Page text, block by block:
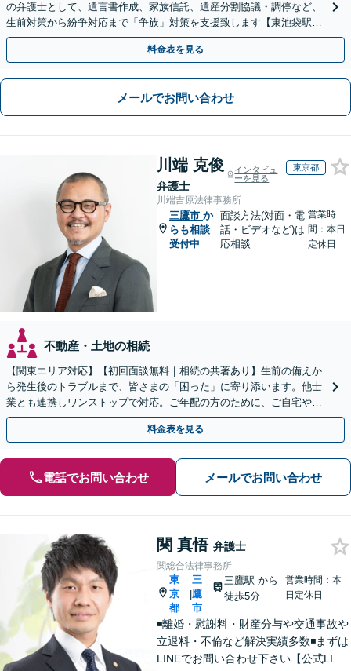
の弁護士として、遺言書作成、家族信託、遺産分割協議・調停など、
生前対策から紛争対応まで「争族」対策を支援致します【東池袋駅2
分】【初回面談無料】
料金表を見る
メールでお問い合わせ
川端 克俊
弁護士
インタビュ
ーを見る
東京都
川端吉原法律事務所
三鷹市 か
らも相談
受付中
面談方法(対面・電
話・ビデオなど)は
応相談
営業時
間：本日
定休日
不動産・土地の相続
【関東エリア対応】【初回面談無料｜相続の共著あり】生前の備えか
ら発生後のトラブルまで、皆さまの「困った」に寄り添います。他士
業とも連携しワンストップで対応。ご年配の方のために、ご自宅やご
近所への出張相談も実施【秘密厳守｜休日・夜間相談可】
料金表を見る
電話でお問い合わせ メールでお問い合わせ
関 真悟 弁護士
関総合法律事務所
東
京
都
|
三
鷹
市
三鷹駅から
徒歩5分
営業時間：本
日定休日
◾️離婚・慰謝料・財産分与や交通事故や
立退料・不倫など解決実績多数◾️まずは
LINEでお問い合わせ下さい【公式LINE